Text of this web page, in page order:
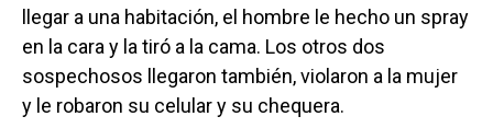
llegar a una habitación, el hombre le hecho un spray
en la cara y la tiró a la cama. Los otros dos
sospechosos llegaron también, violaron a la mujer
y le robaron su celular y su chequera.